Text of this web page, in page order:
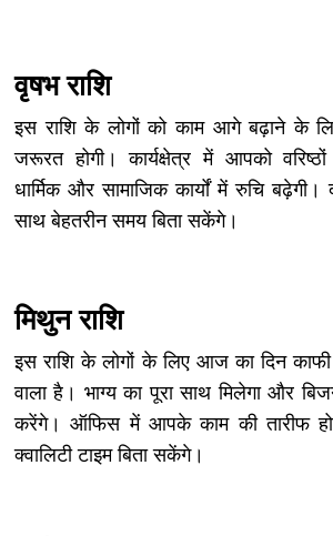
वृषभ राशि
इस राशि के लोगों को काम आगे बढ़ाने के
जरूरत होगी। कार्यक्षेत्र में आपको
धार्मिक और सामाजिक कार्यों में रुचि बढ़ेगी।
साथ बेहतरीन समय बिता सकेंगे।
मिथुन राशि
इस राशि के लोगों के लिए आज का दिन
वाला है। भाग्य का पूरा साथ मिलेगा और
करेंगे। ऑफिस में आपके काम की तारीफ
क्वालिटी टाइम बिता सकेंगे।